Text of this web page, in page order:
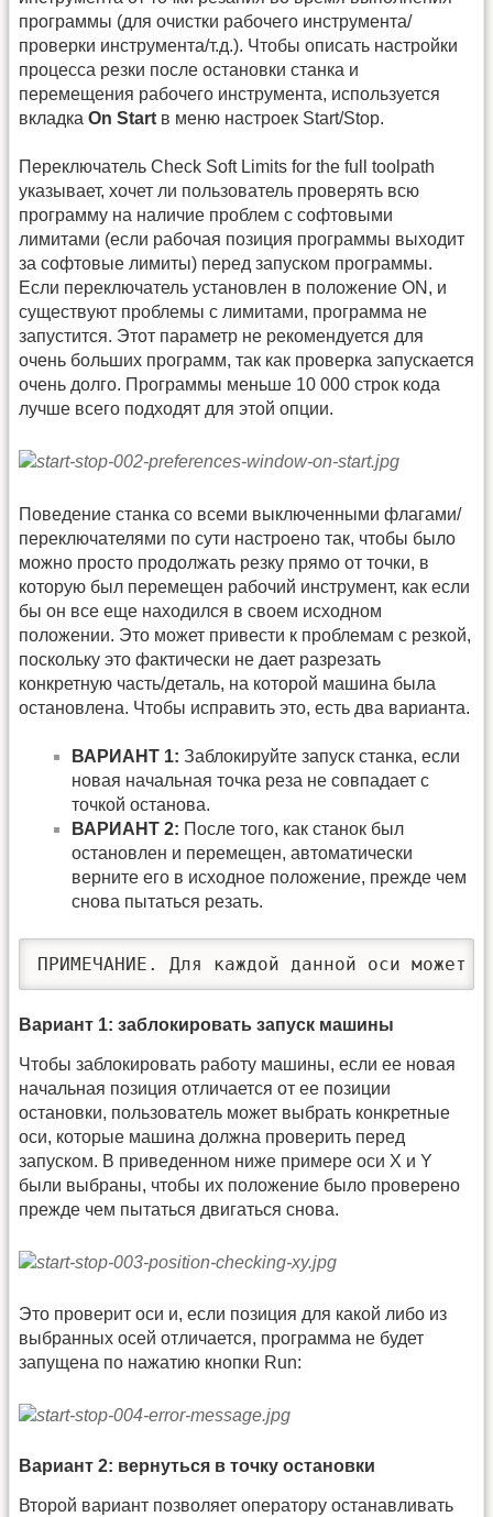
программы (для очистки рабочего инструмента/
проверки инструмента/т.д.). Чтобы описать настройки
процесса резки после остановки станка и
перемещения рабочего инструмента, используется
вкладка On Start в меню настроек Start/Stop.
Переключатель Check Soft Limits for the full toolpath
указывает, хочет ли пользователь проверять всю
программу на наличие проблем с софтовыми
лимитами (если рабочая позиция программы выходит
за софтовые лимиты) перед запуском программы.
Если переключатель установлен в положение ON, и
существуют проблемы с лимитами, программа не
запустится. Этот параметр не рекомендуется для
очень больших программ, так как проверка запускается
очень долго. Программы меньше 10 000 строк кода
лучше всего подходят для этой опции.
Поведение станка со всеми выключенными флагами/
переключателями по сути настроено так, чтобы было
можно просто продолжать резку прямо от точки, в
которую был перемещен рабочий инструмент, как если
бы он все еще находился в своем исходном
положении. Это может привести к проблемам с резкой,
поскольку это фактически не дает разрезать
конкретную часть/деталь, на которой машина была
остановлена. Чтобы исправить это, есть два варианта.
ВАРИАНТ 1: Заблокируйте запуск станка, если
новая начальная точка реза не совпадает с
точкой останова.
ВАРИАНТ 2: После того, как станок был
остановлен и перемещен, автоматически
верните его в исходное положение, прежде чем
снова пытаться резать.
ПРИМЕЧАНИЕ. Для каждой данной оси может
Вариант 1: заблокировать запуск машины
Чтобы заблокировать работу машины, если ее новая
начальная позиция отличается от ее позиции
остановки, пользователь может выбрать конкретные
оси, которые машина должна проверить перед
запуском. В приведенном ниже примере оси X и Y
были выбраны, чтобы их положение было проверено
прежде чем пытаться двигаться снова.
Это проверит оси и, если позиция для какой либо из
выбранных осей отличается, программа не будет
запущена по нажатию кнопки Run:
Вариант 2: вернуться в точку остановки
Второй вариант позволяет оператору останавливать